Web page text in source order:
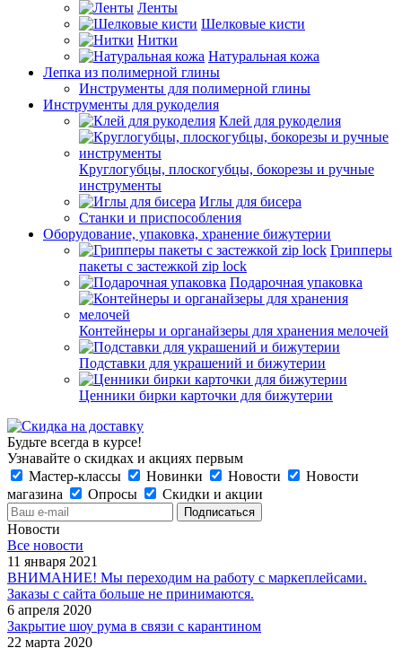
Ленты
Шелковые кисти
Нитки
Натуральная кожа
Лепка из полимерной глины
Инструменты для полимерной глины
Инструменты для рукоделия
Клей для рукоделия
Круглогубцы, плоскогубцы, бокорезы и ручные
инструменты
Иглы для бисера
Станки и приспособления
Оборудование, упаковка, хранение бижутерии
Грипперы
пакеты с застежкой zip lock
Подарочная упаковка
Контейнеры и органайзеры для хранения мелочей
Подставки для украшений и бижутерии
Ценники бирки карточки для бижутерии
Будьте всегда в курсе!
Узнавайте о скидках и акциях первым
Мастер-классы
Новинки Новости
Новости
магазина
Опросы Скидки и акции
Новости
Все новости
11 января 2021
ВНИМАНИЕ! Мы переходим на работу с маркеплейсами.
Заказы с сайта больше не принимаются.
6 апреля 2020
Закрытие шоу рума в связи с карантином
22 марта 2020